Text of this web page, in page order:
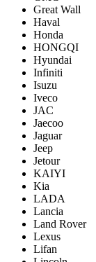
Great Wall
Haval
Honda
HONGQI
Hyundai
Infiniti
Isuzu
Iveco
JAC
Jaecoo
Jaguar
Jeep
Jetour
KAIYI
Kia
LADA
Lancia
Land Rover
Lexus
Lifan